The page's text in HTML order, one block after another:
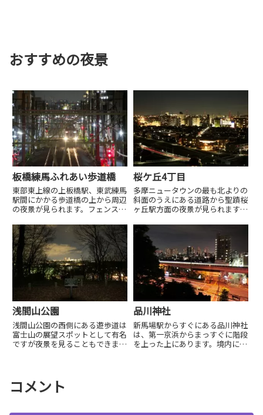
おすすめの夜景
板橋練馬ふれあい歩道橋
東部東上線の上板橋駅、東武練馬
駅間にかかる歩道橋の上から周辺
の夜景が見られます。フェンスが
わせて歩道橋下にある”電車の見
える公園”ものんびりできておす
すめです。
桜ケ丘4丁目
多摩ニュータウンの最も北よりの
斜面のうえにある道路から聖蹟桜
ヶ丘駅方面の夜景が見られます。
す。
浅間山公園
浅間山公園の西側にある遊歩道は
富士山の展望スポットとして有名
ですが夜景を見ることもできま
ろにコインパーキング...
品川神社
新馬場駅からすぐにある品川神社
は、第一京浜からまっすぐに階段
を上った上にあります。境内にあ
コメント